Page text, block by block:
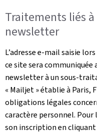
Traitements liés
newsletter
L’adresse e-mail saisie
ce site sera communiquée
newsletter à un sous-
« Mailjet » établie à Paris,
obligations légales
caractère personnel. Pour
son inscription en cliquant